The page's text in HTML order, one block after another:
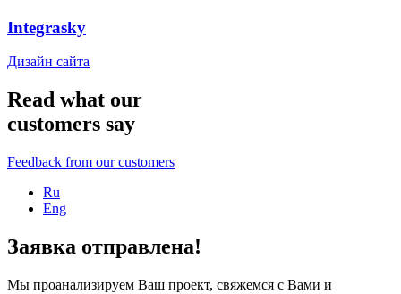
Integrasky
Дизайн сайта
Read what our
customers say
Feedback from our customers
Ru
Eng
Заявка отправлена!
Мы проанализируем Ваш проект, свяжемся с Вами и